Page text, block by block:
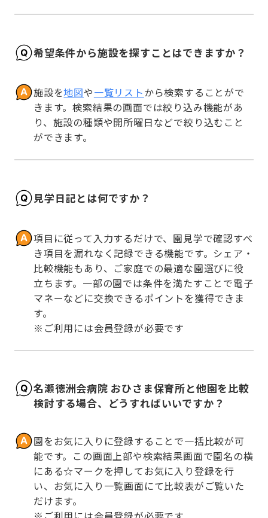
希望条件から施設を探すことはできますか？
施設を地図や一覧リストから検索することがで
きます。検索結果の画面では絞り込み機能があ
り、施設の種類や開所曜日などで絞り込むこと
ができます。
見学日記とは何ですか？
項目に従って入力するだけで、園見学で確認すべ
き項目を漏れなく記録できる機能です。シェア・
比較機能もあり、ご家庭での最適な園選びに役
立ちます。一部の園では条件を満たすことで電子
マネーなどに交換できるポイントを獲得できま
す。
※ご利用には会員登録が必要です
名瀬徳洲会病院 おひさま保育所と他園を比較
検討する場合、どうすればいいですか？
園をお気に入りに登録することで一括比較が可
能です。この画面上部や検索結果画面で園名の横
にある☆マークを押してお気に入り登録を行
い、お気に入り一覧画面にて比較表がご覧いた
だけます。